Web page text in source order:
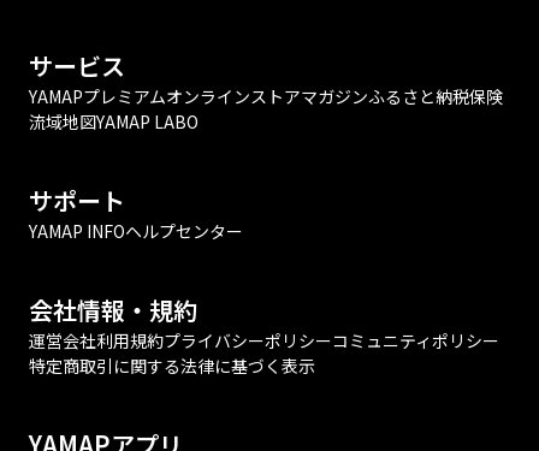
サービス
YAMAPプレミアムオンラインストアマガジンふるさと納税保険
流域地図YAMAP LABO
サポート
YAMAP INFOヘルプセンター
会社情報・規約
運営会社利用規約プライバシーポリシーコミュニティポリシー
特定商取引に関する法律に基づく表示